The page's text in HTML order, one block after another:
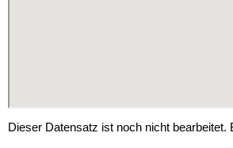
Dieser Datensatz ist noch nicht bearbeitet.